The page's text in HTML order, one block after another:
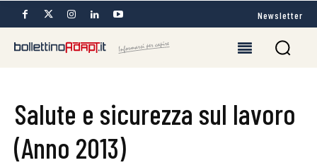
Newsletter
Salute e sicurezza sul lavoro
(Anno 2013)